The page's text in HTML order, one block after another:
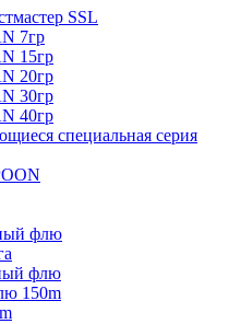
SSL
7гр
15гр
20гр
30гр
40гр
специальная серия
флю
флю
150m